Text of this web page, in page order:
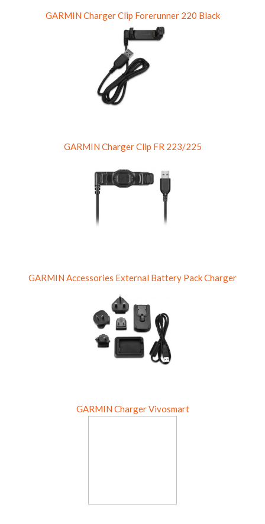
GARMIN Charger Clip Forerunner 220 Black
GARMIN Charger Clip FR 223/225
GARMIN Accessories External Battery Pack Charger
GARMIN Charger Vivosmart